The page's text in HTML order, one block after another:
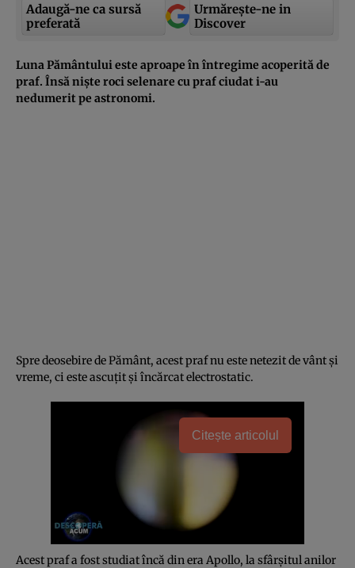
Adaugă-ne ca sursă
preferată
Urmărește-ne in
Discover
Luna Pământului este aproape în întregime acoperită de
praf. Însă niște roci selenare cu praf ciudat i-au
nedumerit pe astronomi.
Spre deosebire de Pământ, acest praf nu este netezit de vânt și
vreme, ci este ascuțit și încărcat electrostatic.
Citește articolul
Acest praf a fost studiat încă din era Apollo, la sfârșitul anilor